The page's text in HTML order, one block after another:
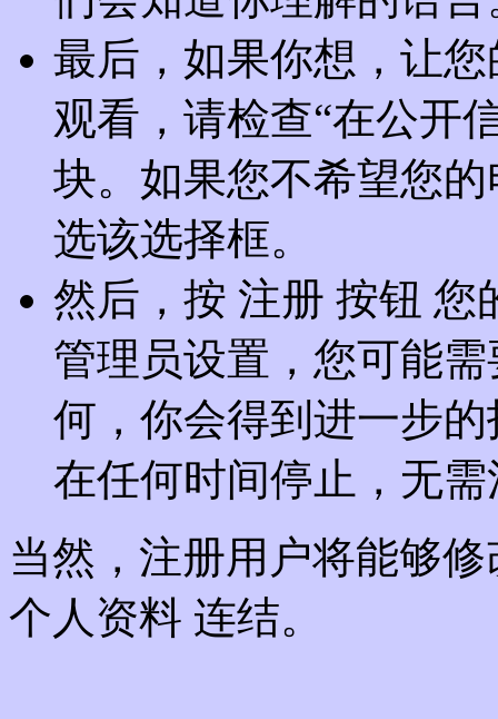
最后，如果你想，让
观看，请检查“在公开
块。如果您不希望您
选该选择框。
然后，按 注册 按钮 您
管理员设置，您可能
何，你会得到进一步
在任何时间停止，无
当然，注册用户将能够
个人资料 连结。